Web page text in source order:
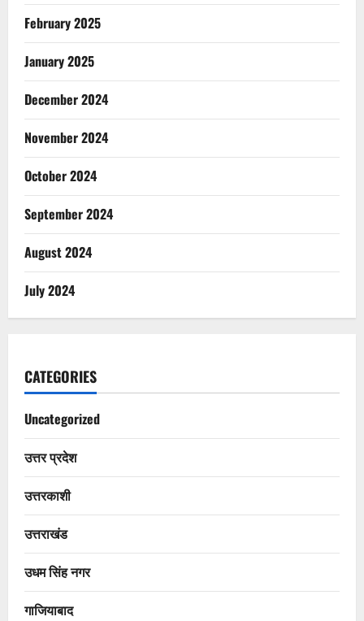
February 2025
January 2025
December 2024
November 2024
October 2024
September 2024
August 2024
July 2024
CATEGORIES
Uncategorized
उत्तर प्रदेश
उत्तरकाशी
उत्तराखंड
उधम सिंह नगर
गाजियाबाद